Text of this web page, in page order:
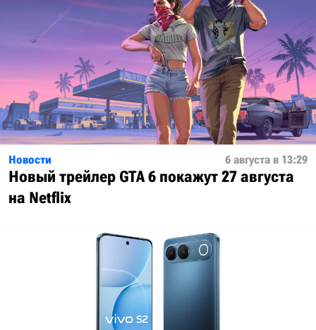
Новости 6 августа в 13:29
Новый трейлер GTA 6 покажут 27 августа
на Netflix